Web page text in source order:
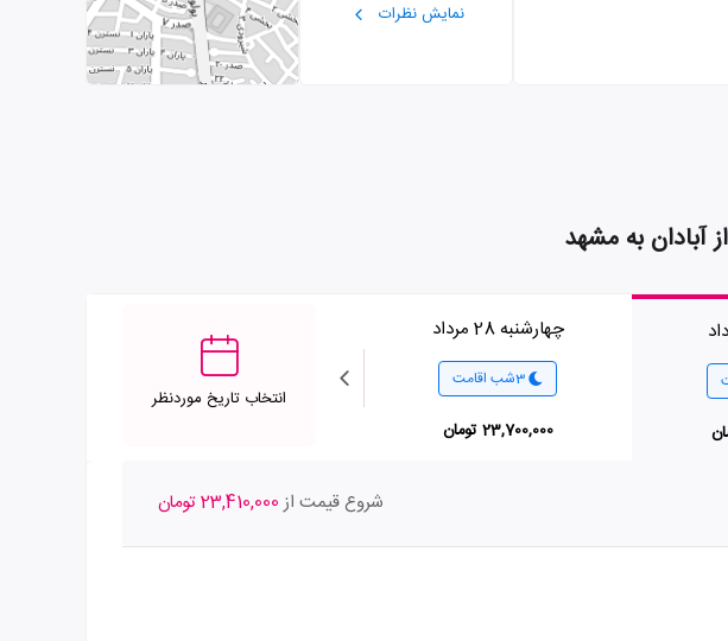
نمایش نظرات
آبادان به مشهد
چهارشنبه 28 مرداد
3شب اقامت
23,700,000 تومان
انتخاب تاریخ موردنظر
شروع قیمت از23,410,000 تومان